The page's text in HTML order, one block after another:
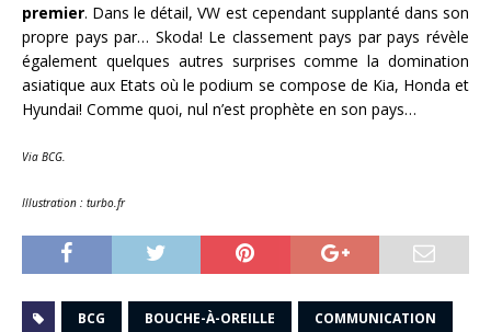
premier. Dans le détail, VW est cependant supplanté dans son
propre pays par… Skoda! Le classement pays par pays révèle
également quelques autres surprises comme la domination
asiatique aux Etats où le podium se compose de Kia, Honda et
Hyundai! Comme quoi, nul n’est prophète en son pays…
Via BCG.
Illustration : turbo.fr
BCG BOUCHE-À-OREILLE COMMUNICATION